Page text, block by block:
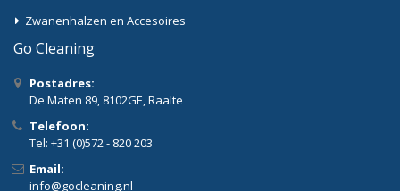
Zwanenhalzen en Accesoires
Go Cleaning
Postadres:
De Maten 89, 8102GE, Raalte
Telefoon:
Tel: +31 (0)572 - 820 203
Email:
info@gocleaning.nl